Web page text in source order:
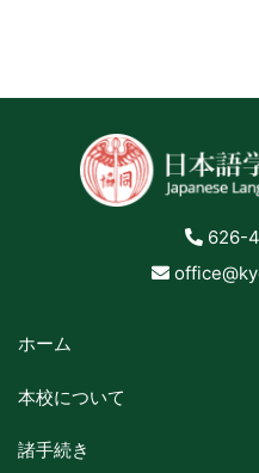
626-
ホーム
本校について
諸手続き